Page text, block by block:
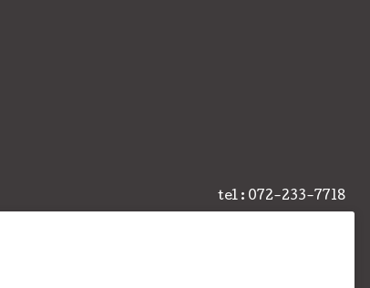
tel : 072-233-7718